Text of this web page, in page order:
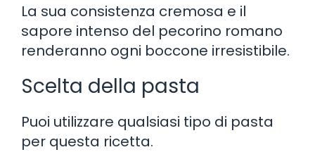
La sua consistenza cremosa e il
sapore intenso del pecorino romano
renderanno ogni boccone irresistibile.
Scelta della pasta
Puoi utilizzare qualsiasi tipo di pasta
per questa ricetta.